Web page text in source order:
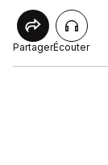
PartagerÉcouter